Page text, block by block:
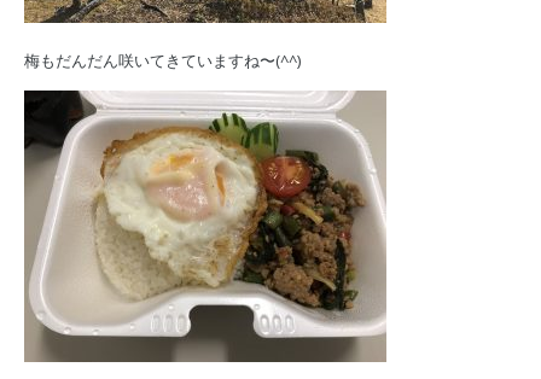
梅もだんだん咲いてきていますね〜(^^)